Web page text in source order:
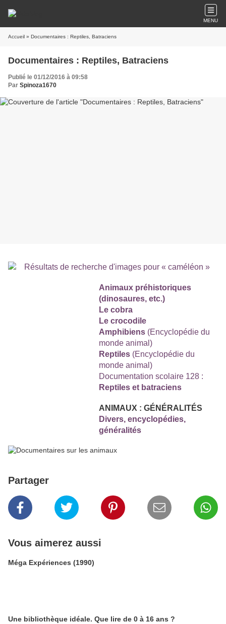
MENU
Accueil » Documentaires : Reptiles, Batraciens
Documentaires : Reptiles, Batraciens
Publié le 01/12/2016 à 09:58
Par Spinoza1670
Animaux préhistoriques
(dinosaures, etc.)
Le cobra
Le crocodile
Amphibiens (Encyclopédie du
monde animal)
Reptiles (Encyclopédie du
monde animal)
Documentation scolaire 128 :
Reptiles et batraciens
ANIMAUX : GÉNÉRALITÉS
Divers, encyclopédies,
généralités
Partager
Vous aimerez aussi
Méga Expériences (1990)
Une bibliothèque idéale. Que lire de 0 à 16 ans ?